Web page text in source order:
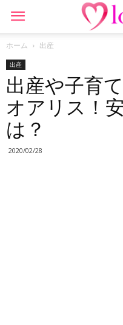
ホーム 出産
出産
出産や子育
オアリス！
は？
2020/02/28